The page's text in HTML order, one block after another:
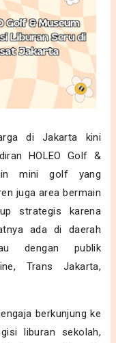
di Jakarta kini
HOLEO Golf &
mini golf yang
juga area bermain
strategis karena
ada di daerah
dengan publik
Trans Jakarta,
berkunjung ke
liburan sekolah,